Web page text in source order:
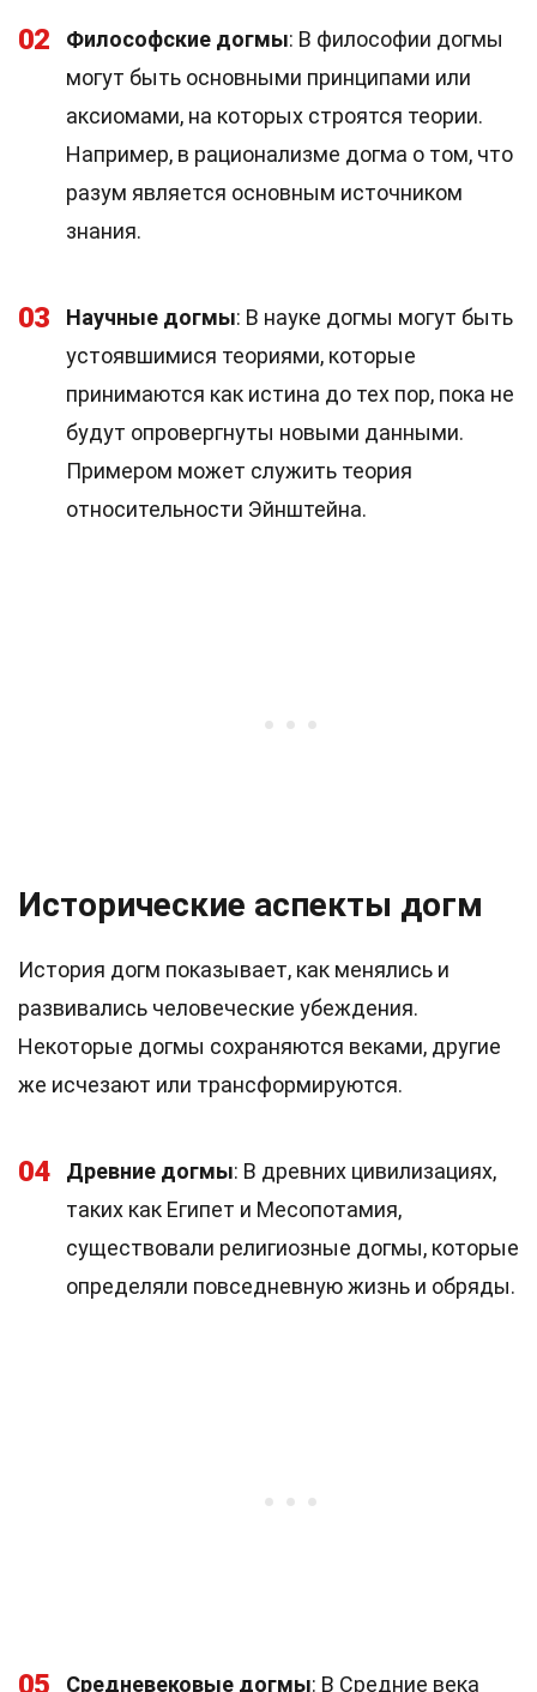
02 Философские догмы: В философии догмы
могут быть основными принципами или
аксиомами, на которых строятся теории.
Например, в рационализме догма о том, что
разум является основным источником
знания.
03 Научные догмы: В науке догмы могут быть
устоявшимися теориями, которые
принимаются как истина до тех пор, пока не
будут опровергнуты новыми данными.
Примером может служить теория
относительности Эйнштейна.
Исторические аспекты догм
История догм показывает, как менялись и
развивались человеческие убеждения.
Некоторые догмы сохраняются веками, другие
же исчезают или трансформируются.
04 Древние догмы: В древних цивилизациях,
таких как Египет и Месопотамия,
существовали религиозные догмы, которые
определяли повседневную жизнь и обряды.
05 Средневековые догмы: В Средние века